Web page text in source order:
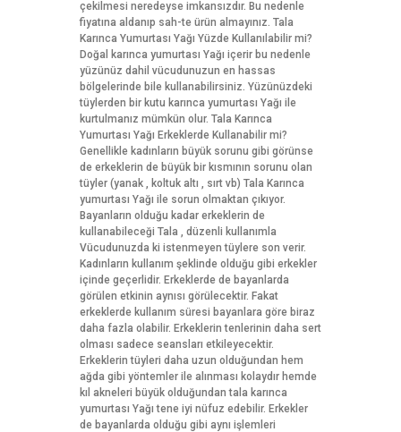
çekilmesi neredeyse imkansızdır. Bu nedenle
fiyatına aldanıp sah-te ürün almayınız. Tala
Karınca Yumurtası Yağı Yüzde Kullanılabilir mi?
Doğal karınca yumurtası Yağı içerir bu nedenle
yüzünüz dahil vücudunuzun en hassas
bölgelerinde bile kullanabilirsiniz. Yüzünüzdeki
tüylerden bir kutu karınca yumurtası Yağı ile
kurtulmanız mümkün olur. Tala Karınca
Yumurtası Yağı Erkeklerde Kullanabilir mi?
Genellikle kadınların büyük sorunu gibi görünse
de erkeklerin de büyük bir kısmının sorunu olan
tüyler (yanak , koltuk altı , sırt vb) Tala Karınca
yumurtası Yağı ile sorun olmaktan çıkıyor.
Bayanların olduğu kadar erkeklerin de
kullanabileceği Tala , düzenli kullanımla
Vücudunuzda ki istenmeyen tüylere son verir.
Kadınların kullanım şeklinde olduğu gibi erkekler
içinde geçerlidir. Erkeklerde de bayanlarda
görülen etkinin aynısı görülecektir. Fakat
erkeklerde kullanım süresi bayanlara göre biraz
daha fazla olabilir. Erkeklerin tenlerinin daha sert
olması sadece seansları etkileyecektir.
Erkeklerin tüyleri daha uzun olduğundan hem
ağda gibi yöntemler ile alınması kolaydır hemde
kıl akneleri büyük olduğundan tala karınca
yumurtası Yağı tene iyi nüfuz edebilir. Erkekler
de bayanlarda olduğu gibi aynı işlemleri